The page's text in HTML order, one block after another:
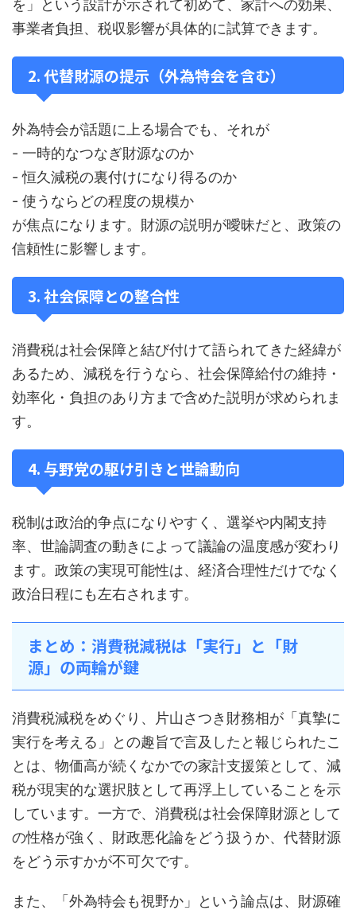
を」という設計が示されて初めて、家計への効果、
事業者負担、税収影響が具体的に試算できます。
2. 代替財源の提示（外為特会を含む）
外為特会が話題に上る場合でも、それが
- 一時的なつなぎ財源なのか
- 恒久減税の裏付けになり得るのか
- 使うならどの程度の規模か
が焦点になります。財源の説明が曖昧だと、政策の
信頼性に影響します。
3. 社会保障との整合性
消費税は社会保障と結び付けて語られてきた経緯が
あるため、減税を行うなら、社会保障給付の維持・
効率化・負担のあり方まで含めた説明が求められま
す。
4. 与野党の駆け引きと世論動向
税制は政治的争点になりやすく、選挙や内閣支持
率、世論調査の動きによって議論の温度感が変わり
ます。政策の実現可能性は、経済合理性だけでなく
政治日程にも左右されます。
まとめ：消費税減税は「実行」と「財
源」の両輪が鍵
消費税減税をめぐり、片山さつき財務相が「真摯に
実行を考える」との趣旨で言及したと報じられたこ
とは、物価高が続くなかでの家計支援策として、減
税が現実的な選択肢として再浮上していることを示
しています。一方で、消費税は社会保障財源として
の性格が強く、財政悪化論をどう扱うか、代替財源
をどう示すかが不可欠です。
また、「外為特会も視野か」という論点は、財源確